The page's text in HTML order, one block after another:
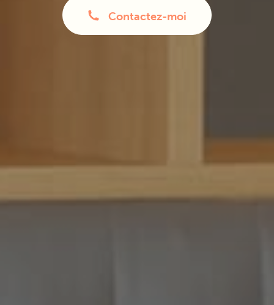
Contactez-moi